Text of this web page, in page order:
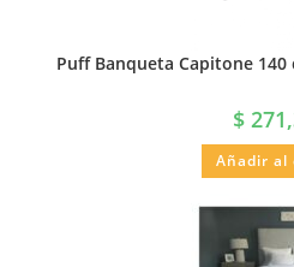
Puff Banqueta Capitone
$
Añadir al